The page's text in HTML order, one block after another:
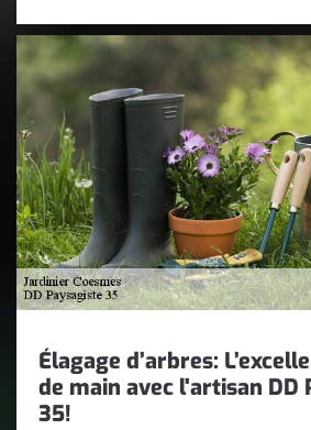
Élagage d’arbres:
de main avec l'artisan DD
35!